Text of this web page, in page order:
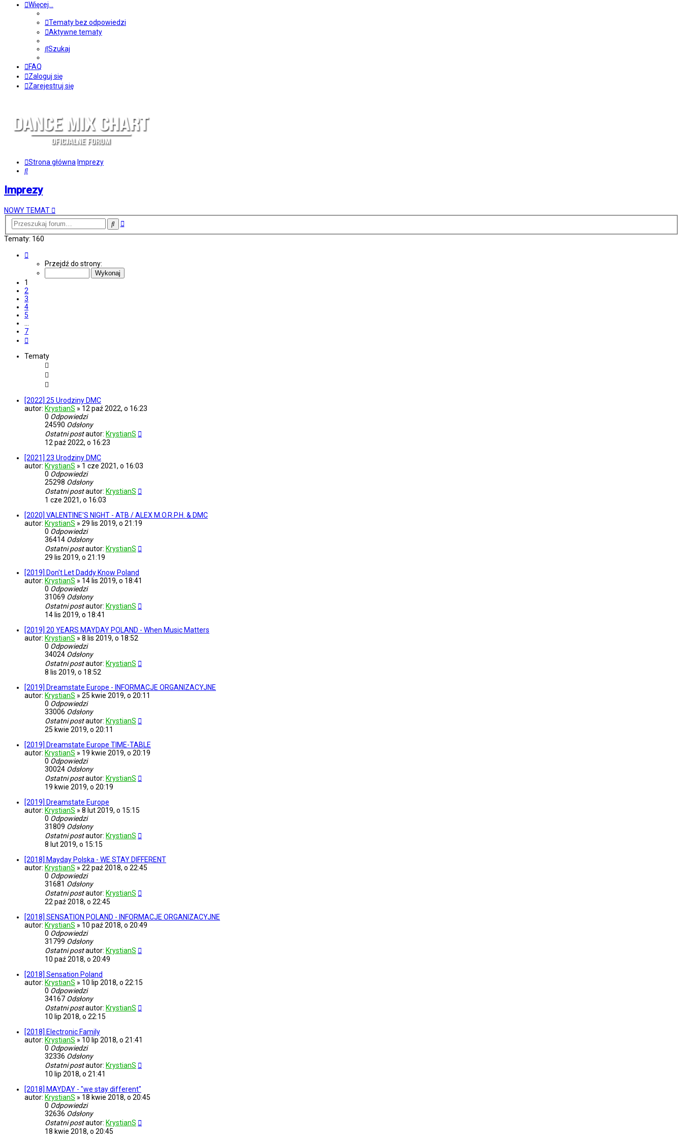
Więcej…
Tematy bez odpowiedzi
Aktywne tematy
Szukaj
FAQ
Zaloguj się
Zarejestruj się
Strona główna Imprezy
Szukaj
Imprezy
NOWY TEMAT
SzukajWyszukiwanie
Tematy: 160
Przejdź do strony:
1
2
3
4
5
…
7
Tematy
[2022] 25 Urodziny DMC
autor: KrystianS » 12 paź 2022, o 16:23
0 Odpowiedzi
24590 Odsłony
Ostatni postautor: KrystianS
12 paź 2022, o 16:23
[2021] 23 Urodziny DMC
autor: KrystianS » 1 cze 2021, o 16:03
0 Odpowiedzi
25298 Odsłony
Ostatni postautor: KrystianS
1 cze 2021, o 16:03
[2020] VALENTINE'S NIGHT - ATB / ALEX M.O.R.P.H. & DMC
autor: KrystianS » 29 lis 2019, o 21:19
0 Odpowiedzi
36414 Odsłony
Ostatni postautor: KrystianS
29 lis 2019, o 21:19
[2019] Don't Let Daddy Know Poland
autor: KrystianS » 14 lis 2019, o 18:41
0 Odpowiedzi
31069 Odsłony
Ostatni postautor: KrystianS
14 lis 2019, o 18:41
[2019] 20 YEARS MAYDAY POLAND - When Music Matters
autor: KrystianS » 8 lis 2019, o 18:52
0 Odpowiedzi
34024 Odsłony
Ostatni postautor: KrystianS
8 lis 2019, o 18:52
[2019] Dreamstate Europe - INFORMACJE ORGANIZACYJNE
autor: KrystianS » 25 kwie 2019, o 20:11
0 Odpowiedzi
33006 Odsłony
Ostatni postautor: KrystianS
25 kwie 2019, o 20:11
[2019] Dreamstate Europe TIME-TABLE
autor: KrystianS » 19 kwie 2019, o 20:19
0 Odpowiedzi
30024 Odsłony
Ostatni postautor: KrystianS
19 kwie 2019, o 20:19
[2019] Dreamstate Europe
autor: KrystianS » 8 lut 2019, o 15:15
0 Odpowiedzi
31809 Odsłony
Ostatni postautor: KrystianS
8 lut 2019, o 15:15
[2018] Mayday Polska - WE STAY DIFFERENT
autor: KrystianS » 22 paź 2018, o 22:45
0 Odpowiedzi
31681 Odsłony
Ostatni postautor: KrystianS
22 paź 2018, o 22:45
[2018] SENSATION POLAND - INFORMACJE ORGANIZACYJNE
autor: KrystianS » 10 paź 2018, o 20:49
0 Odpowiedzi
31799 Odsłony
Ostatni postautor: KrystianS
10 paź 2018, o 20:49
[2018] Sensation Poland
autor: KrystianS » 10 lip 2018, o 22:15
0 Odpowiedzi
34167 Odsłony
Ostatni postautor: KrystianS
10 lip 2018, o 22:15
[2018] Electronic Family
autor: KrystianS » 10 lip 2018, o 21:41
0 Odpowiedzi
32336 Odsłony
Ostatni postautor: KrystianS
10 lip 2018, o 21:41
[2018] MAYDAY - "we stay different"
autor: KrystianS » 18 kwie 2018, o 20:45
0 Odpowiedzi
32636 Odsłony
Ostatni postautor: KrystianS
18 kwie 2018, o 20:45